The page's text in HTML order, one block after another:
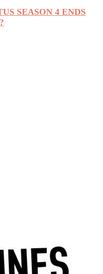
SEASON 4 ENDS